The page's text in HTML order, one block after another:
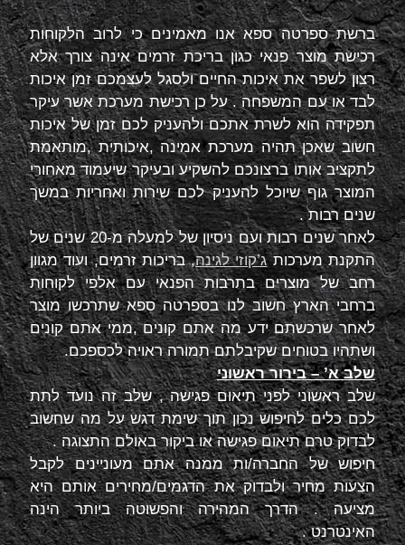
ברשת ספרטה ספא אנו מאמינים כי לרוב הלקוחות
רכישת מוצר פנאי כגון בריכת זרמים אינה צורך אלא
רצון לשפר את איכות החיים ולסגל לעצמכם זמן איכות
לבד או עם המשפחה . על כן רכישת מערכת אשר עיקר
תפקידה הוא לשרת אתכם ולהעניק לכם זמן של איכות
חשוב שאכן תהיה מערכת אמינה ,איכותית ,מותאמת
לתקציב אותו ברצונכם להשקיע ובעיקר שיעמוד מאחורי
המוצר גוף שיוכל להעניק לכם שירות ואחריות במשך
שנים רבות .
לאחר שנים רבות ועם ניסיון של למעלה מ-20 שנים של
התקנת מערכותג’קוזי לגינה, בריכות זרמים, ועוד מגוון
רחב של מוצרים בתרבות הפנאי עם אלפי לקוחות
ברחבי הארץ חשוב לנו בספרטה ספא שתרכשו מוצר
לאחר שרכשתם ידע מה אתם קונים ,ממי אתם קונים
ושתהיו בטוחים שקיבלתם תמורה ראויה לכספכם.
שלב א’ – בירור ראשוני
שלב ראשוני לפני תיאום פגישה , שלב זה נועד לתת
לכם כלים לחיפוש נכון תוך שימת דגש על מה שחשוב
לבדוק טרם תיאום פגישה או ביקור באולם התצוגה .
חיפוש של החברה/ות ממנה אתם מעוניינים לקבל
הצעות מחיר ולבדוק את הדגמים/מחירים אותם היא
מציעה . הדרך המהירה והפשוטה ביותר הינה
האינטרנט .